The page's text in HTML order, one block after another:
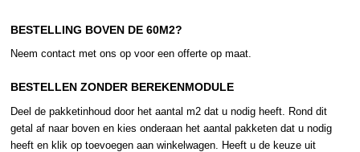
Country
Oak
aantal
BESTELLING BOVEN DE 60M2?
Neem contact met ons op voor een offerte op maat.
BESTELLEN ZONDER BEREKENMODULE
Deel de pakketinhoud door het aantal m2 dat u nodig heeft. Rond dit
getal af naar boven en kies onderaan het aantal pakketen dat u nodig
heeft en klik op toevoegen aan winkelwagen. Heeft u de keuze uit